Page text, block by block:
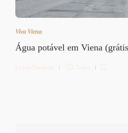
Viva Viena
Água potável em Viena
Letícia Diethelm 2 min